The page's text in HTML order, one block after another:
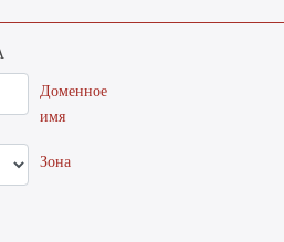
Доменное
имя
Зона